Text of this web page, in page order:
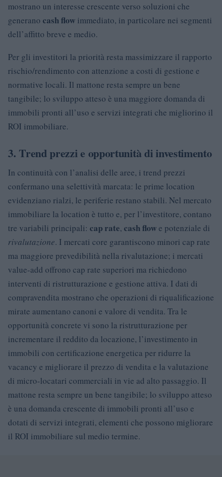
mostrano un interesse crescente verso soluzioni che
generano cash flow immediato, in particolare nei segmenti
dell’affitto breve e medio.
Per gli investitori la priorità resta massimizzare il rapporto
rischio/rendimento con attenzione a costi di gestione e
normative locali. Il mattone resta sempre un bene
tangibile; lo sviluppo atteso è una maggiore domanda di
immobili pronti all’uso e servizi integrati che migliorino il
ROI immobiliare.
3. Trend prezzi e opportunità di investimento
In continuità con l’analisi delle aree, i trend prezzi
confermano una selettività marcata: le prime location
evidenziano rialzi, le periferie restano stabili. Nel mercato
immobiliare la location è tutto e, per l’investitore, contano
tre variabili principali: cap rate, cash flowe potenziale di
rivalutazione. I mercati core garantiscono minori cap rate
ma maggiore prevedibilità nella rivalutazione; i mercati
value-add offrono cap rate superiori ma richiedono
interventi di ristrutturazione e gestione attiva. I dati di
compravendita mostrano che operazioni di riqualificazione
mirate aumentano canoni e valore di vendita. Tra le
opportunità concrete vi sono la ristrutturazione per
incrementare il reddito da locazione, l’investimento in
immobili con certificazione energetica per ridurre la
vacancy e migliorare il prezzo di vendita e la valutazione
di micro-locatari commerciali in vie ad alto passaggio. Il
mattone resta sempre un bene tangibile; lo sviluppo atteso
è una domanda crescente di immobili pronti all’uso e
dotati di servizi integrati, elementi che possono migliorare
il ROI immobiliare sul medio termine.